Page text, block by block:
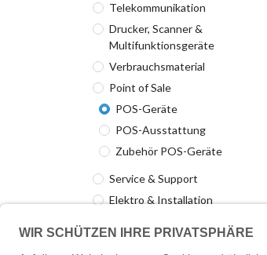
Telekommunikation
Drucker, Scanner &
Multifunktionsgeräte
Verbrauchsmaterial
Point of Sale
POS-Geräte
POS-Ausstattung
Zubehör POS-Geräte
Service & Support
Elektro & Installation